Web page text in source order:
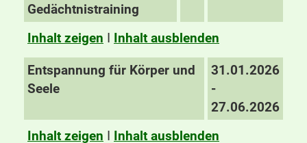
Gedächtnistraining
Inhalt zeigen I Inhalt ausblenden
Entspannung für Körper und
Seele
31.01.2026
-
27.06.2026
Inhalt zeigen I Inhalt ausblenden